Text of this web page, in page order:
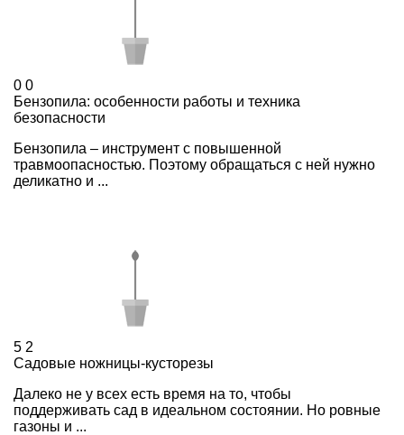
0 0
Бензопила: особенности работы и техника
безопасности
Бензопила – инструмент с повышенной
травмоопасностью. Поэтому обращаться с ней нужно
деликатно и ...
5 2
Садовые ножницы-кусторезы
Далеко не у всех есть время на то, чтобы
поддерживать сад в идеальном состоянии. Но ровные
газоны и ...